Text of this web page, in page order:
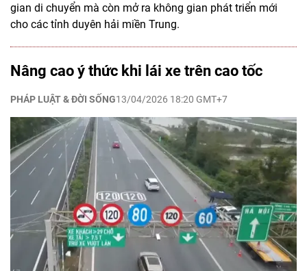
gian di chuyển mà còn mở ra không gian phát triển mới
cho các tỉnh duyên hải miền Trung.
Nâng cao ý thức khi lái xe trên cao tốc
PHÁP LUẬT & ĐỜI SỐNG13/04/2026 18:20 GMT+7